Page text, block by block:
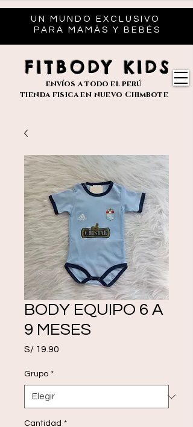
UN MUNDO EXCLUSIVO
PARA MAMÁS Y BEBÉS
FITBODY KIDS
envíos a todo el perú
tienda fisica en nuevo Chimbote
BODY EQUIPO 6 A
9 MESES
S/ 19.90
Grupo *
Cantidad *